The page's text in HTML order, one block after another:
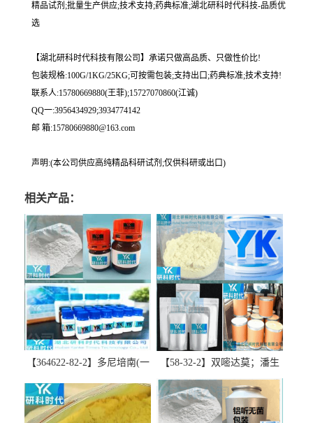
精品试剂;批量生产供应;技术支持;药典标准;湖北研科时代科技-品质优
选
【湖北研科时代科技有限公司】承诺只做高品质、只做性价比!
包装规格:100G/1KG/25KG;可按需包装;支持出口;药典标准;技术支持!
联系人:15780669880(王菲);15727070860(江诚)
QQ一:3956434929;3934774142
邮 箱:15780669880@163.com
声明:(本公司供应高纯精品科研试剂;仅供科研或出口)
相关产品：
【364622-82-2】多尼培南(一
精品科研试剂-湖北研科时代
科技-“研”无止境;“科”学创
【58-32-2】双嘧达莫；潘生
丁-精品科研试剂-湖北研科时
代科技-“研”无止境;“科”学创
新！支持三方验证；支持定